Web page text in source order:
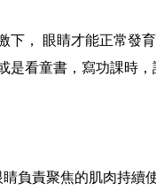
下， 眼睛才能正常發
是看童書，寫功課時
負責聚焦的肌肉持續